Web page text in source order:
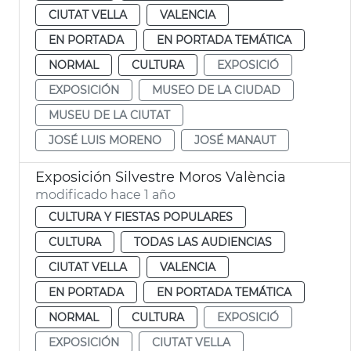
CIUTAT VELLA
VALENCIA
EN PORTADA
EN PORTADA TEMÁTICA
NORMAL
CULTURA
EXPOSICIÓ
EXPOSICIÓN
MUSEO DE LA CIUDAD
MUSEU DE LA CIUTAT
JOSÉ LUIS MORENO
JOSÉ MANAUT
Exposición Silvestre Moros València
modificado hace 1 año
CULTURA Y FIESTAS POPULARES
CULTURA
TODAS LAS AUDIENCIAS
CIUTAT VELLA
VALENCIA
EN PORTADA
EN PORTADA TEMÁTICA
NORMAL
CULTURA
EXPOSICIÓ
EXPOSICIÓN
CIUTAT VELLA